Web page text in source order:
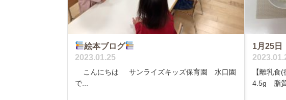
絵本ブログ
2023.01.25
こんにちは サンライズキッズ保育園 水口園
で...
1月25日
【離乳
4.5g 脂